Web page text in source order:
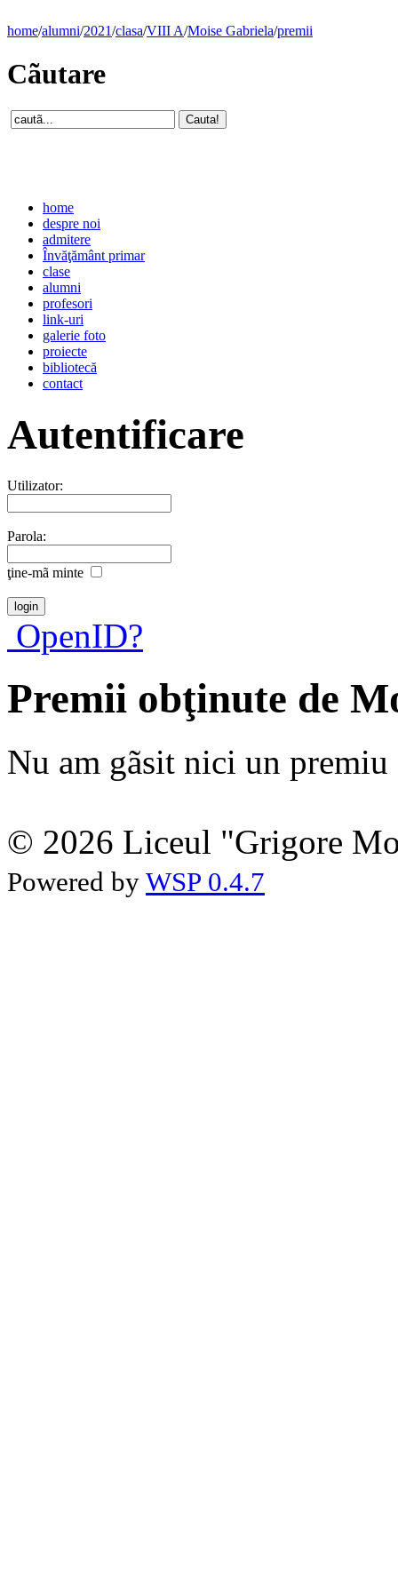
home/alumni/2021/clasa/VIII A/Moise Gabriela/premii
Cãutare
home
despre noi
admitere
Învăţământ primar
clase
alumni
profesori
link-uri
galerie foto
proiecte
bibliotecă
contact
Autentificare
Utilizator:
Parola:
ţine-mã minte
OpenID?
Premii obţinute de
Nu am gãsit nici un premiu
© 2026 Liceul "Grigore
Powered by WSP 0.4.7